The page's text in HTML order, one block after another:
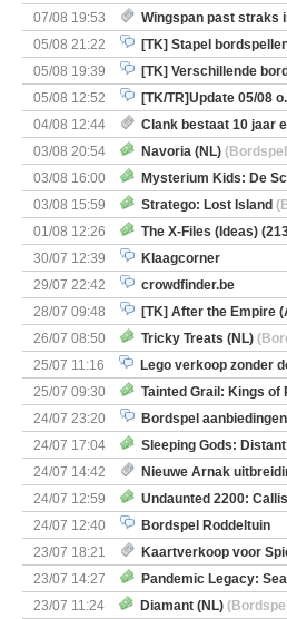
07/08 19:53
Wingspan past straks
05/08 21:22
[TK] Stapel
Nemesis Retaliation, Zombicide
05/08 19:39
[TK] Verschillende
05/08 12:52
[TK/TR]Update 05/08
Prijsverlagingen, Imperium Horizons,
04/08 12:44
Clank bestaat 10 jaar
+ nieuwe uitbreiding
03/08 20:54 Navoria (NL)
03/08 16:00
Mysterium Kids: De
Kapitein Boe
(Bordspellen)
03/08 15:59 Stratego: Lost Island
01/08 12:26
The X-Files (Ideas)
30/07 12:39
Klaagcorner
29/07 22:42
crowdfinder.be
28/07 09:48
[TK] After the Empire
26/07 08:50
Tricky Treats (NL)
25/07 11:16
Lego verkoop zonder
25/07 09:30
Tainted Grail: Kings of
Uitbreiding: Wyrd Encounters
24/07 23:20
Bordspel aanbiedingen
24/07 17:04
Sleeping Gods:
(Bordspellen)
24/07 14:42
Nieuwe Arnak
Surprise Shipments
24/07 12:59
Undaunted 2200:
(Bordspellen)
24/07 12:40
Bordspel Roddeltuin
23/07 18:21
Kaartverkoop voor
start
23/07 14:27
Pandemic Legacy:
(Bordspellen)
23/07 11:24 Diamant (NL)